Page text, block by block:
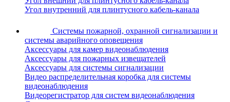
Угол внутренний для плинтусного кабель-канала
Системы пожарной, охранной сигнализации и
системы аварийного оповещения
Аксессуары для камер видеонаблюдения
Аксессуары для пожарных извещателей
Аксессуары для системы сигнализации
Видео распределительная коробка для системы
видеонаблюдения
Видеорегистратор для систем видеонаблюдения